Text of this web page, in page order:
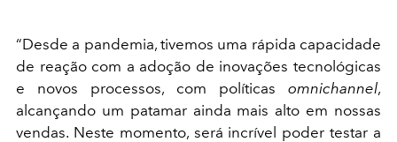
“Desde a pandemia, tivemos uma rápida capacidade
de reação com a adoção de inovações tecnológicas
e novos processos, com políticas omnichannel,
alcançando um patamar ainda mais alto em nossas
vendas. Neste momento, será incrível poder testar a